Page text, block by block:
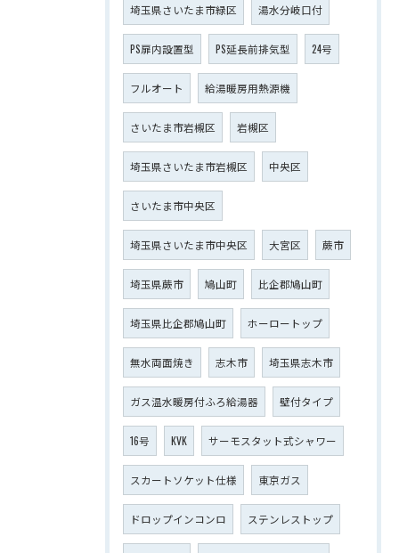
埼玉県さいたま市緑区 湯水分岐口付
PS扉内設置型 PS延長前排気型 24号
フルオート 給湯暖房用熱源機
さいたま市岩槻区 岩槻区
埼玉県さいたま市岩槻区 中央区
さいたま市中央区
埼玉県さいたま市中央区 大宮区 蕨市
埼玉県蕨市 鳩山町 比企郡鳩山町
埼玉県比企郡鳩山町 ホーロートップ
無水両面焼き 志木市 埼玉県志木市
ガス温水暖房付ふろ給湯器 壁付タイプ
16号 KVK サーモスタット式シャワー
スカートソケット仕様 東京ガス
ドロップインコンロ ステンレストップ